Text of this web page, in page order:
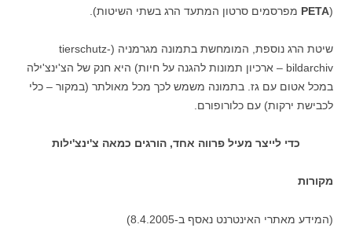
(
PETA מפרסמים סרטון המתעד הרג בשתי השיטות).
שיטת הרג נוספת, המומחשת בתמונה מגרמניה (tierschutz-
bildarchiv – ארכיון תמונות להגנה על חיות) היא חנק של הצ'ינצ'ילה
במכל אטום עם גז. בתמונה משמש לכך מכל מאולתר (במקור – כלי
לכבישת ירקות) עם כלורופורם.
כדי לייצר מעיל פרווה אחד, הורגים כמאה צ'ינצ'ילות
מקורות
(המידע מאתרי האינטרנט נאסף ב-8.4.2005)